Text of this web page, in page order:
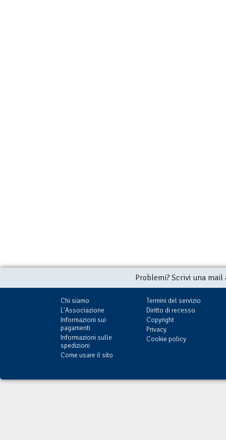
Problemi? Scrivi una
Chi siamo
L'Associazione
Informazioni sui
pagamenti
Informazioni sulle
spedizioni
Come usare il sito
Termini del servizio
Diritto di recesso
Copyright
Privacy
Cookie policy